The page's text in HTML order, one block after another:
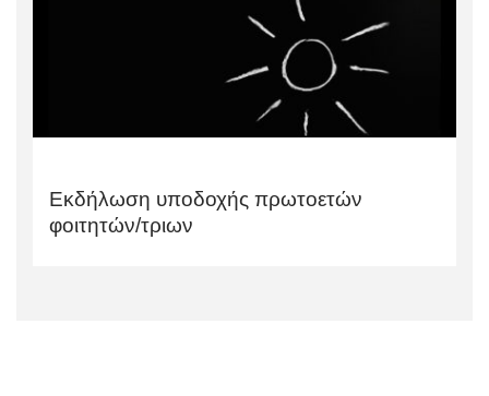
Εκδήλωση υποδοχής πρωτοετών
φοιτητών/τριων